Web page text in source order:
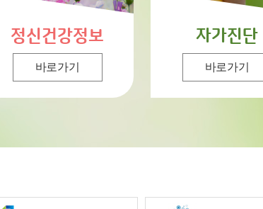
정신건강정보
바로가기
자가진단
바로가기